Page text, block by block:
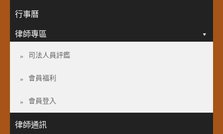
行事曆
律師專區
司法人員評鑑
會員福利
會員登入
律師通訊